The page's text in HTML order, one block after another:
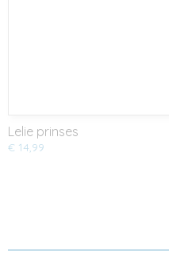
Lelie prinses
€ 14,99